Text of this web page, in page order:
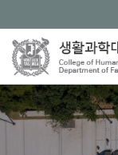
로
메
뉴